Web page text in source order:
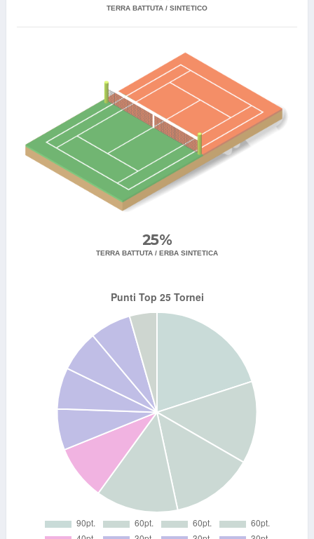
TERRA BATTUTA / SINTETICO
25%
TERRA BATTUTA / ERBA SINTETICA